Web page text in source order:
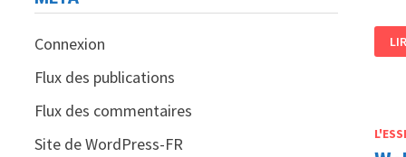
:
A
Connexion
Flux des publications
Flux des commentaires
Site de WordPress-FR